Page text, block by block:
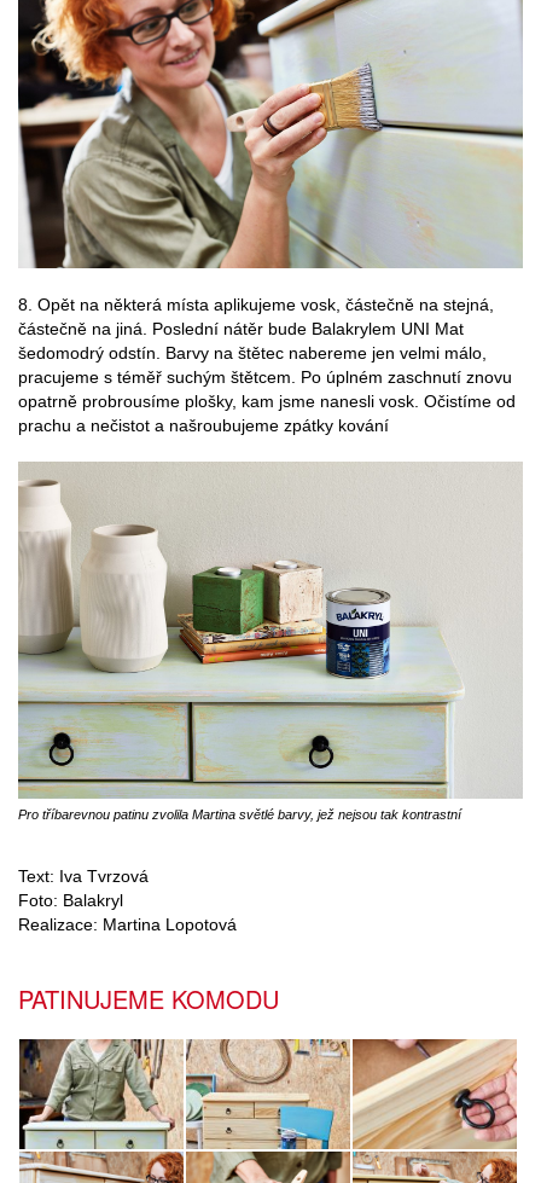
8. Opět na některá místa aplikujeme vosk, částečně na stejná,
částečně na jiná. Poslední nátěr bude Balakrylem UNI Mat
šedomodrý odstín. Barvy na štětec nabereme jen velmi málo,
pracujeme s téměř suchým štětcem. Po úplném zaschnutí znovu
opatrně probrousíme plošky, kam jsme nanesli vosk. Očistíme od
prachu a nečistot a našroubujeme zpátky kování
Pro tříbarevnou patinu zvolila Martina světlé barvy, jež nejsou tak kontrastní
Text: Iva Tvrzová
Foto: Balakryl
Realizace: Martina Lopotová
PATINUJEME KOMODU